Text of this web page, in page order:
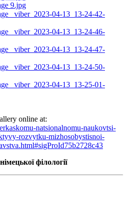
online at:
natsionalnomu-naukovtsi-
rozvytku-mizhosobystisnoi-
філології